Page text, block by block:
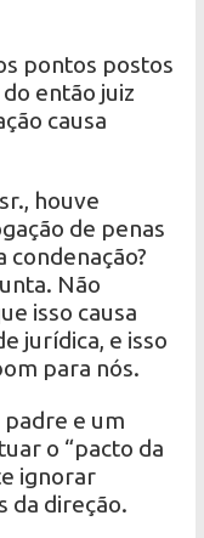
pontos postos
então juiz
causa
houve
de penas
condenação?
Não
isso causa
jurídica, e isso
para nós.
padre e um
o “pacto da
ignorar
da direção.